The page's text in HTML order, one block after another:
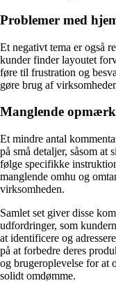
Problemer med
Et negativt tema er også
kunder finder layoutet
føre til frustration og
gøre brug af
Manglende
Et mindre antal
på små detaljer, såsom at
følge specifikke
manglende omhu og
virksomheden.
Samlet set giver disse
udfordringer, som
at identificere og
på at forbedre deres
og brugeroplevelse for at
solidt omdømme.